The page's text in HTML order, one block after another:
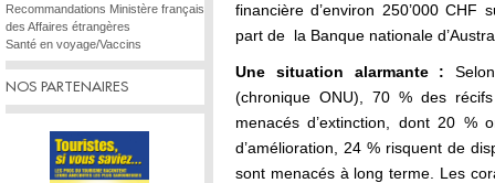
Recommandations Ministère français
des Affaires étrangères
Santé en voyage/Vaccins
NOS PARTENAIRES
financière d’environ 250’000
part de la Banque nationale
Une situation alarmante :
(chronique ONU), 70 % des
menacés d’extinction, dont 20 %
d’amélioration, 24 % risquent de
sont menacés à long terme. Les